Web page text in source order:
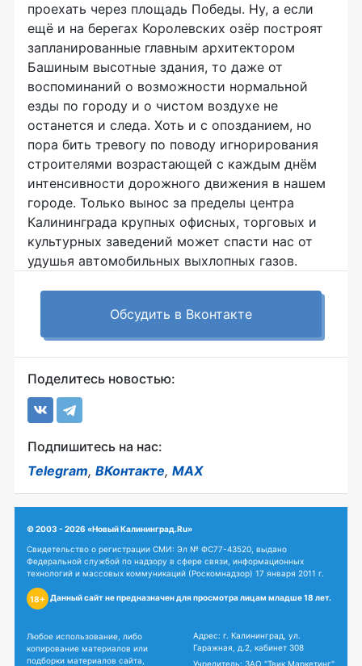
проехать через площадь Победы. Ну, а если
ещё и на берегах Королевских озёр построят
запланированные главным архитектором
Башиным высотные здания, то даже от
воспоминаний о возможности нормальной
езды по городу и о чистом воздухе не
останется и следа. Хоть и с опозданием, но
пора бить тревогу по поводу игнорирования
строителями возрастающей с каждым днём
интенсивности дорожного движения в нашем
городе. Только вынос за пределы центра
Калининграда крупных офисных, торговых и
культурных заведений может спасти нас от
удушья автомобильных выхлопных газов.
Обсудить в Вконтакте
Поделитесь новостью:
Подпишитесь на нас:
Telegram, ВКонтакте, MAX
© 2003 - 2026 «Новый Калининград.Ru»
Свидетельство о регистрации СМИ: Эл № ФС77-43520, выдано
Федеральной службой по надзору в сфере связи, информационных
технологий и массовых коммуникаций (Роскомнадзор) 17 января 2011 г.
18+ Данный сайт не предназначен для просмотра лицам младше 18 лет.
Любое использование, либо
копирование материалов или
подборки материалов сайта,
Адрес: г. Калининград, ул.
Гаражная, д.2, кабинет 308
Учредитель: ЗАО "Твик Маркетинг"